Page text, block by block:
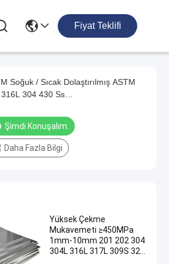
Fiyat Teklifi
Soğuk / Sıcak Dolaştırılmış ASTM
304 430 Ss
Perforated
Şimdi Konuşalım.
Daha Fazla Bilgi
Yüksek Çekme
Mukavemeti ≥450MPa
1mm-10mm 201 202 304
304L 316L 317L 309S 321